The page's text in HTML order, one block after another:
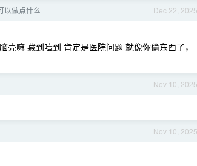
Dec 22, 2025
以做点什么
嘛 藏到噎到 肯定是医院问题 就像你偷东西了，
Nov 10, 2025
Nov 10, 2025